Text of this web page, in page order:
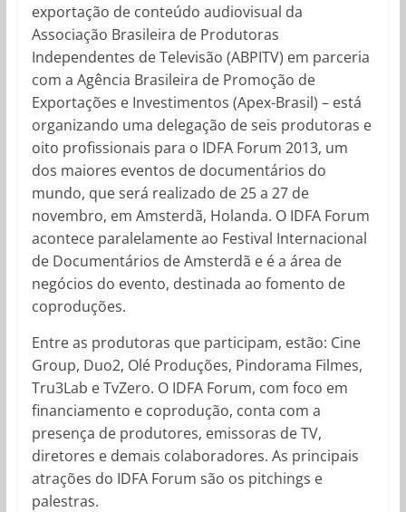
exportação de conteúdo audiovisual da
Associação Brasileira de Produtoras
Independentes de Televisão (ABPITV) em parceria
com a Agência Brasileira de Promoção de
Exportações e Investimentos (Apex-Brasil) – está
organizando uma delegação de seis produtoras e
oito profissionais para o IDFA Forum 2013, um
dos maiores eventos de documentários do
mundo, que será realizado de 25 a 27 de
novembro, em Amsterdã, Holanda. O IDFA Forum
acontece paralelamente ao Festival Internacional
de Documentários de Amsterdã e é a área de
negócios do evento, destinada ao fomento de
coproduções.
Entre as produtoras que participam, estão: Cine
Group, Duo2, Olé Produções, Pindorama Filmes,
Tru3Lab e TvZero. O IDFA Forum, com foco em
financiamento e coprodução, conta com a
presença de produtores, emissoras de TV,
diretores e demais colaboradores. As principais
atrações do IDFA Forum são os pitchings e
palestras.